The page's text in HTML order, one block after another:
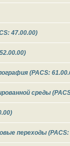
47.00.00)
(PACS:
среды
переходы (PACS: